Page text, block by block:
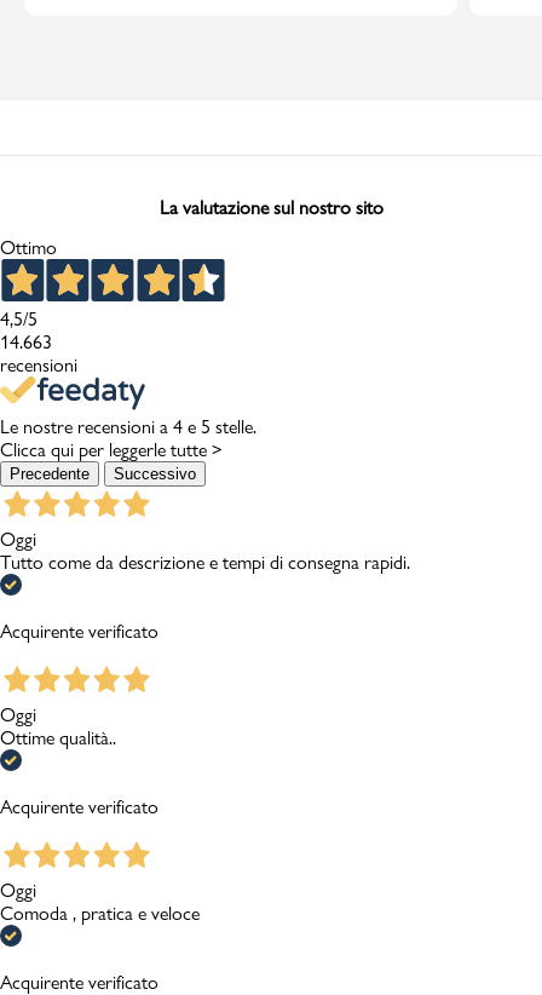
La valutazione sul nostro sito
Ottimo
4,5/5
14.663
recensioni
Le nostre recensioni a 4 e 5 stelle.
Clicca qui per leggerle tutte >
Precedente Successivo
Oggi
Tutto come da descrizione e tempi di consegna rapidi.
Acquirente verificato
Oggi
Ottime qualità..
Acquirente verificato
Oggi
Comoda , pratica e veloce
Acquirente verificato